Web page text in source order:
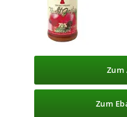
Zum
Zum